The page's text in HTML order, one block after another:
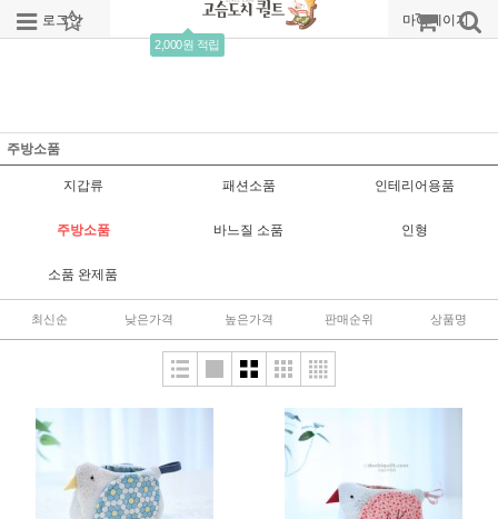
로그인 회원가입
2,000원 적립
주문조회 마이페이지
주방소품
지갑류 패션소품 인테리어용품
주방소품 바느질 소품 인형
소품 완제품
최신순 낮은가격 높은가격 판매순위 상품명